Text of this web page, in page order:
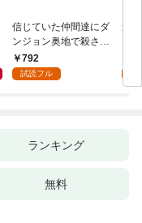
信じていた仲間達にダ
ンジョン奥地で殺され
かけたがギフト『無限
ガチャ』でレベル９９
（１）
792
試読フル
追
強
～
ランキング
無料